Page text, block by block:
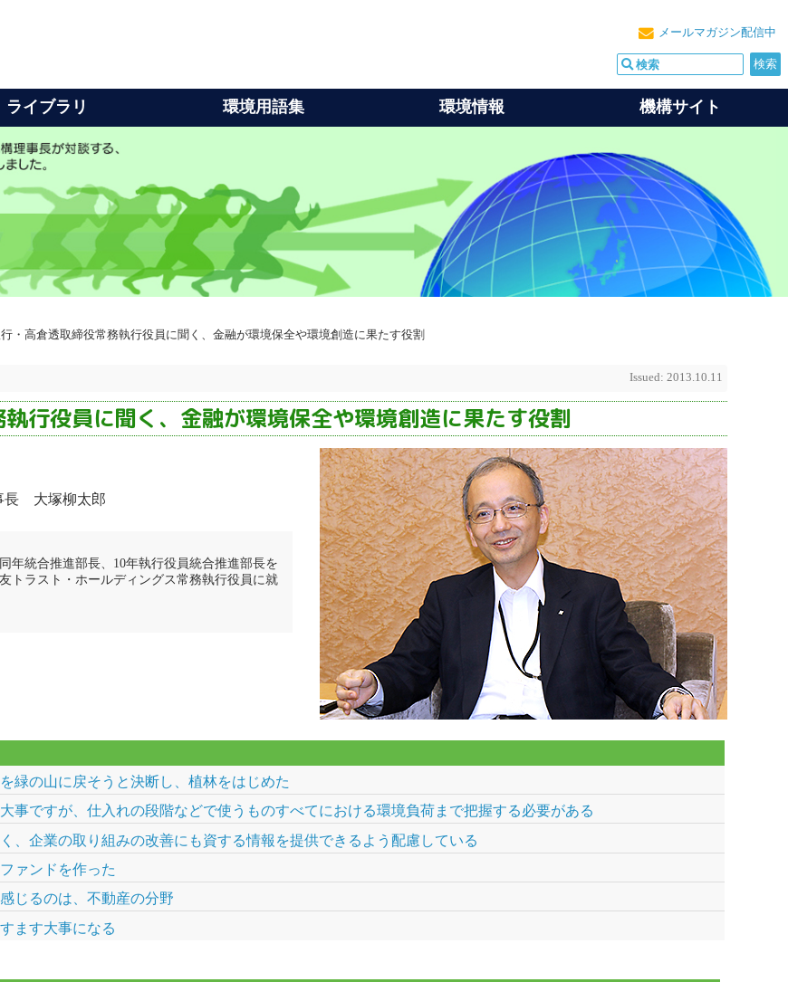
メールマガジン配信中
ライブラリ 環境用語集 環境情報 機構サイト
・高倉透取締役常務執行役員に聞く、金融が環境保全や環境創造に果たす役割
Issued: 2013.10.11
行役員に聞く、金融が環境保全や環境創造に果たす役割
長 大塚柳太郎
年統合推進部長、10年執行役員統合推進部長を
トラスト・ホールディングス常務執行役員に就
緑の山に戻そうと決断し、植林をはじめた
事ですが、仕入れの段階などで使うものすべてにおける環境負荷まで把握する必要がある
、企業の取り組みの改善にも資する情報を提供できるよう配慮している
ァンドを作った
じるのは、不動産の分野
ます大事になる